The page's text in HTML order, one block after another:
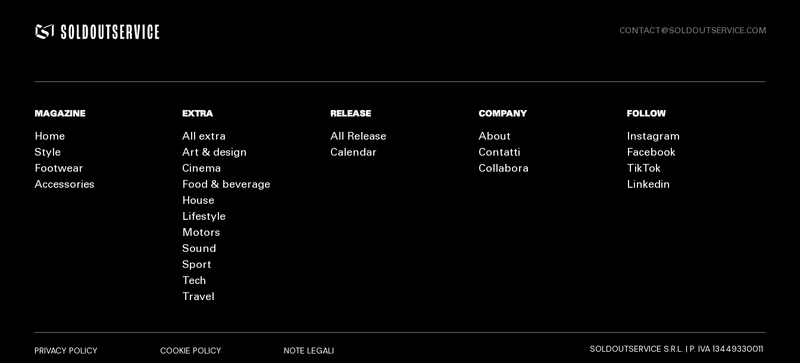
CONTACT@SOLDOUTSERVICE.COM
MAGAZINE
Home
Style
Footwear
Accessories
EXTRA
All extra
Art & design
Cinema
Food & beverage
House
Lifestyle
Motors
Sound
Sport
Tech
Travel
RELEASE
All Release
Calendar
COMPANY
About
Contatti
Collabora
FOLLOW
Instagram
Facebook
TikTok
Linkedin
PRIVACY POLICY COOKIE POLICY NOTE LEGALI SOLDOUTSERVICE S.R.L. | P. IVA 13449330011